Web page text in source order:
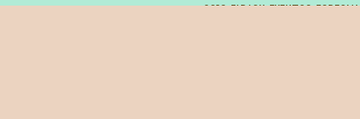
© 2019 FARAON EVENTOS